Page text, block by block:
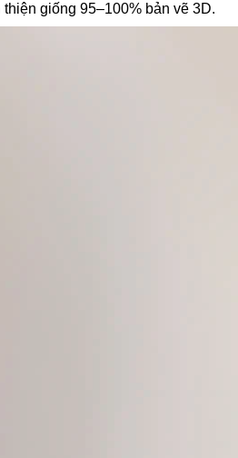
giống 95–100% bản vẽ 3D.